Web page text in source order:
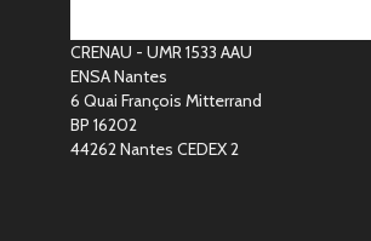
CRENAU - UMR 1533 AAU
ENSA Nantes
6 Quai François Mitterrand
BP 16202
44262 Nantes CEDEX 2